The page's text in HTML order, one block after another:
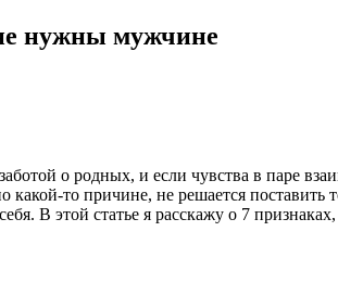
нужны мужчине
о родных, и если чувства в паре
то причине, не решается поставить
В этой статье я расскажу о 7